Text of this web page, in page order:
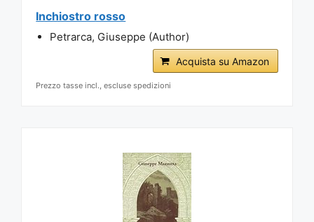
Inchiostro rosso
Petrarca, Giuseppe (Author)
Acquista su Amazon
Prezzo tasse incl., escluse spedizioni